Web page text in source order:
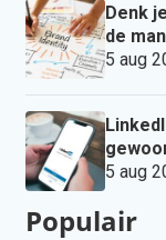
Denk
de
5 aug
5 aug
Populair